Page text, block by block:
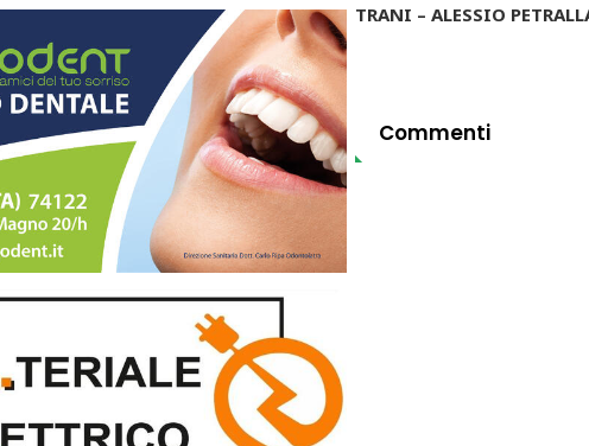
TRANI – ALESSIO
Commenti